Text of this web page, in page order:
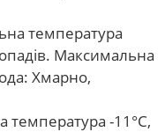
температура
Максимальна
Хмарно,
температура -11°C,